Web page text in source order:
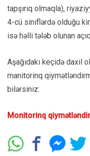
tapşırıq olmaqla),
4-cü siniflərdə olduğu
isə həlli tələb olunan
Aşağıdakı keçidə daxil
manitorinq
bilərsiniz:
Monitorinq